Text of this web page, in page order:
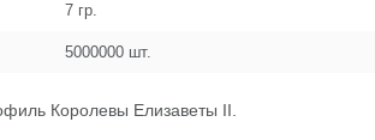
7 гр.
5000000 шт.
Королевы Елизаветы II.